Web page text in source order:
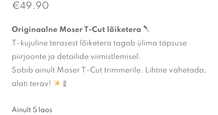
€49.90
Originaalne Moser T-Cut lõiketera
T-kujuline terasest lõiketera tagab ülima täpsuse
piirjoonte ja detailide viimistlemisel.
Sobib ainult Moser T-Cut trimmerile. Lihtne vahetada,
alati terav!
Ainult 5 laos